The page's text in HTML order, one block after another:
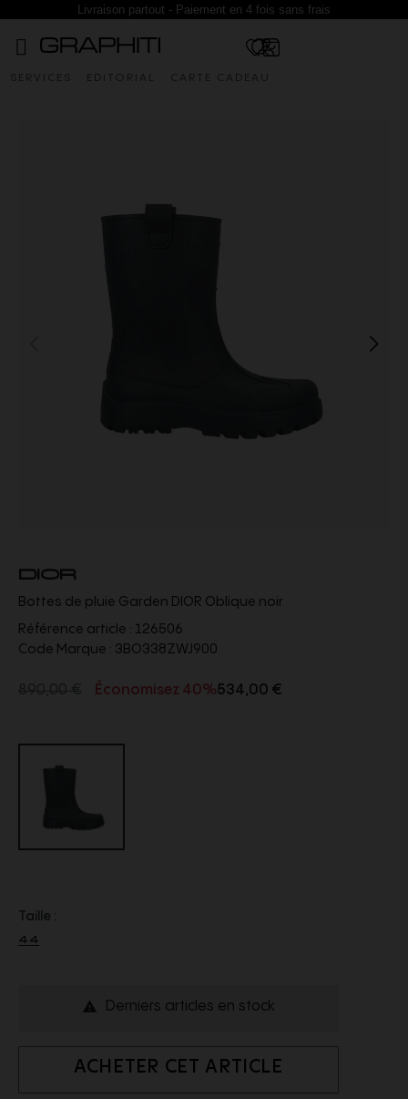
Livraison partout - Paiement en 4 fois sans frais
SERVICES EDITORIAL CARTE CADEAU
DIOR
Bottes de pluie Garden DIOR Oblique noir
Référence article : 126506
Code Marque : 3BO338ZWJ900
Économisez 40%534,00 €
Taille :
44
 Derniers articles en stock
ACHETER CET ARTICLE